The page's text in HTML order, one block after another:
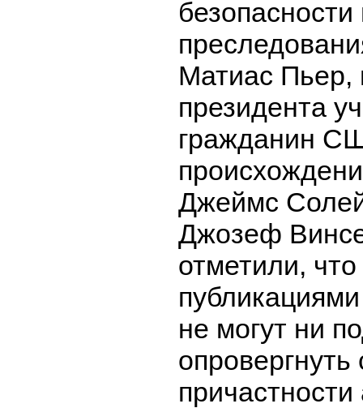
безопасности
Матиас Пьер,
президента
гражданин
Джеймс
Джозеф
отметили,
не могут ни